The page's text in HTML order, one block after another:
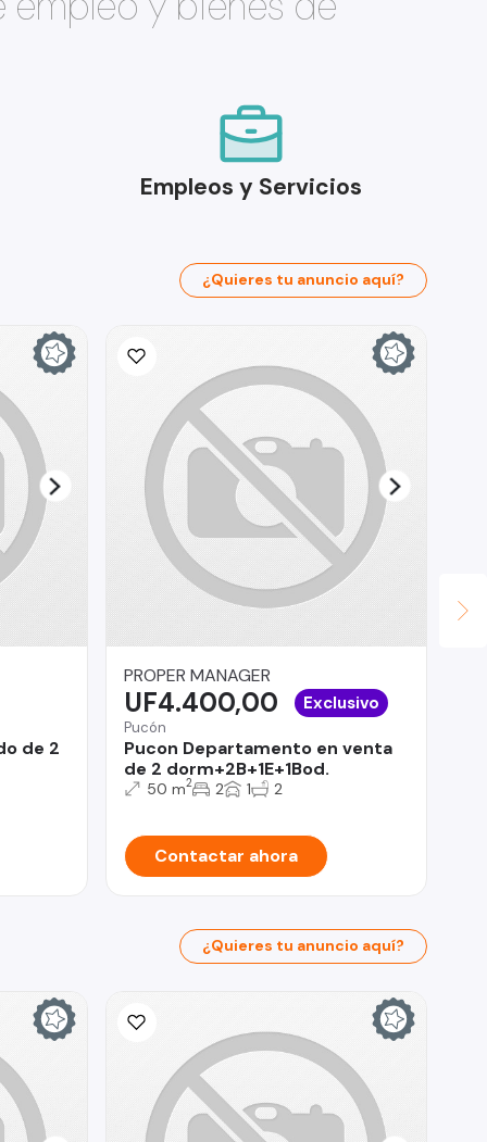
Empleos y Servicios
¿Quieres tu anuncio aquí?
de 2
PROPER MANAGER
Pucón
Pucon Departamento en venta
de 2 dorm+2B+1E+1Bod.
UF4.400,00 Exclusivo
50 m2 2 1 2
Contactar ahora
¿Quieres tu anuncio aquí?